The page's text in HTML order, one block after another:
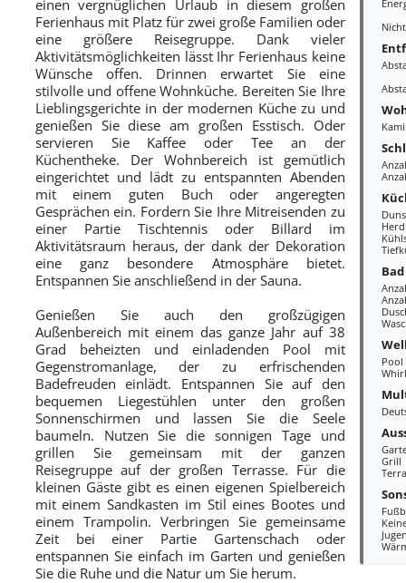
Herd
Bad
Pool
Grill
einen vergnüglichen Urlaub in diesem großen
Ferienhaus mit Platz für zwei große Familien oder
eine größere Reisegruppe. Dank vieler
Aktivitätsmöglichkeiten lässt Ihr Ferienhaus keine
Wünsche offen. Drinnen erwartet Sie eine
stilvolle und offene Wohnküche. Bereiten Sie Ihre
Lieblingsgerichte in der modernen Küche zu und
genießen Sie diese am großen Esstisch. Oder
servieren Sie Kaffee oder Tee an der
Küchentheke. Der Wohnbereich ist gemütlich
eingerichtet und lädt zu entspannten Abenden
mit einem guten Buch oder angeregten
Gesprächen ein. Fordern Sie Ihre Mitreisenden zu
einer Partie Tischtennis oder Billard im
Aktivitätsraum heraus, der dank der Dekoration
eine ganz besondere Atmosphäre bietet.
Entspannen Sie anschließend in der Sauna.
Genießen Sie auch den großzügigen
Außenbereich mit einem das ganze Jahr auf 38
Grad beheizten und einladenden Pool mit
Gegenstromanlage, der zu erfrischenden
Badefreuden einlädt. Entspannen Sie auf den
bequemen Liegestühlen unter den großen
Sonnenschirmen und lassen Sie die Seele
baumeln. Nutzen Sie die sonnigen Tage und
grillen Sie gemeinsam mit der ganzen
Reisegruppe auf der großen Terrasse. Für die
kleinen Gäste gibt es einen eigenen Spielbereich
mit einem Sandkasten im Stil eines Bootes und
einem Trampolin. Verbringen Sie gemeinsame
Zeit bei einer Partie Gartenschach oder
entspannen Sie einfach im Garten und genießen
Sie die Ruhe und die Natur um Sie herum.